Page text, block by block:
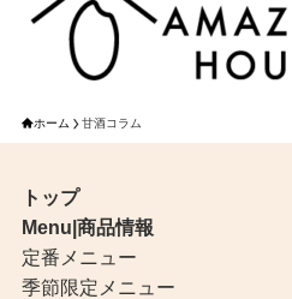
ホーム 甘酒コラム
トップ
Menu|商品情報
定番メニュー
季節限定メニュー